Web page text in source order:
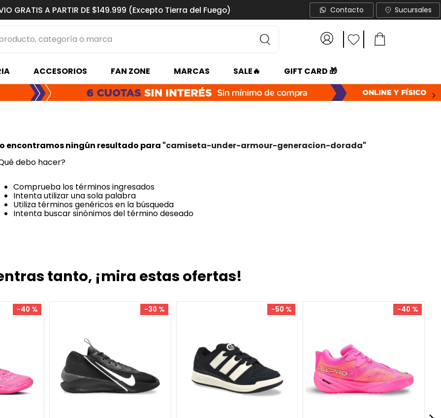
GRATIS A PARTIR DE $149.999 (Excepto Tierra del Fuego) Contacto Sucursales
categoría o marca
ACCESORIOS FAN ZONE MARCAS SALE🔥 GIFT CARD 🎁
encontramos ningún resultado para "camiseta-under-armour-generacion-dorada"
debo hacer?
Comprueba los términos ingresados
Intenta utilizar una sola palabra
Utiliza términos genéricos en la búsqueda
Intenta buscar sinónimos del término deseado
tanto, ¡mira estas ofertas!
-40 % -30 % -50 % -40 %